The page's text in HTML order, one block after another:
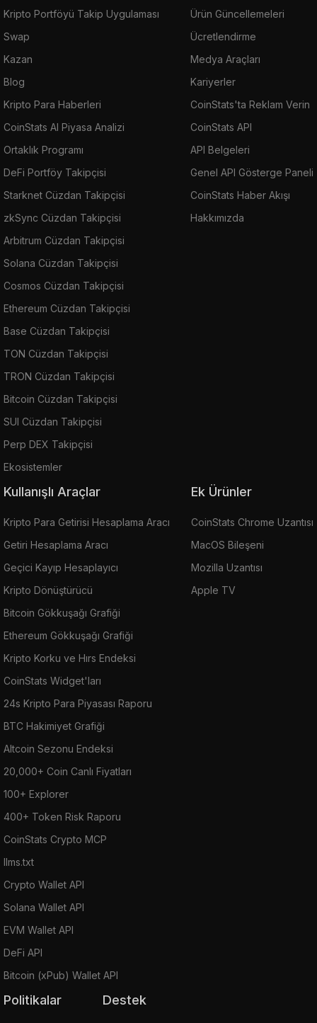
Kripto Portföyü Takip Uygulaması
Swap
Kazan
Blog
Kripto Para Haberleri
CoinStats AI Piyasa Analizi
Ortaklık Programı
DeFi Portföy Takipçisi
Starknet Cüzdan Takipçisi
zkSync Cüzdan Takipçisi
Arbitrum Cüzdan Takipçisi
Solana Cüzdan Takipçisi
Cosmos Cüzdan Takipçisi
Ethereum Cüzdan Takipçisi
Base Cüzdan Takipçisi
TON Cüzdan Takipçisi
TRON Cüzdan Takipçisi
Bitcoin Cüzdan Takipçisi
SUI Cüzdan Takipçisi
Perp DEX Takipçisi
Ekosistemler
Ürün Güncellemeleri
Ücretlendirme
Medya Araçları
Kariyerler
CoinStats'ta Reklam Verin
CoinStats API
API Belgeleri
Genel API Gösterge Paneli
CoinStats Haber Akışı
Hakkımızda
Kullanışlı Araçlar
Kripto Para Getirisi Hesaplama Aracı
Getiri Hesaplama Aracı
Geçici Kayıp Hesaplayıcı
Kripto Dönüştürücü
Bitcoin Gökkuşağı Grafiği
Ethereum Gökkuşağı Grafiği
Kripto Korku ve Hırs Endeksi
CoinStats Widget'ları
24s Kripto Para Piyasası Raporu
BTC Hakimiyet Grafiği
Altcoin Sezonu Endeksi
20,000+ Coin Canlı Fiyatları
100+ Explorer
400+ Token Risk Raporu
CoinStats Crypto MCP
llms.txt
Crypto Wallet API
Solana Wallet API
EVM Wallet API
DeFi API
Bitcoin (xPub) Wallet API
Ek Ürünler
CoinStats Chrome Uzantısı
MacOS Bileşeni
Mozilla Uzantısı
Apple TV
Politikalar Destek